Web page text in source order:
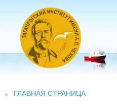
ГЛАВНАЯ СТРАНИЦА